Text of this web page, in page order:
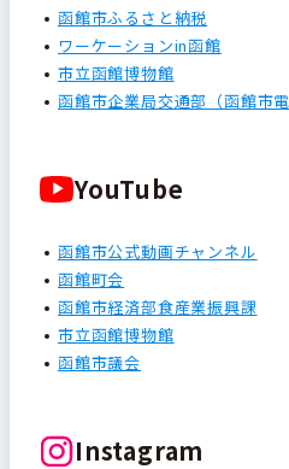
函館市ふるさと納税
ワーケーションin函館
市立函館博物館
函館市企業局交通部（函館市電
YouTube
函館市公式動画チャンネル
函館町会
函館市経済部食産業振興課
市立函館博物館
函館市議会
Instagram